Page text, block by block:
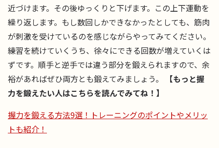
近づけます。その後ゆっくりと下げます。この上下運動を
繰り返します。もし数回しかできなかったとしても、筋肉
が刺激を受けているのを感じながらやってみてください。
練習を続けていくうち、徐々にできる回数が増えていくは
ずです。順手と逆手では違う部分を鍛えられますので、余
裕があればぜひ両方とも鍛えてみましょう。
【もっと握
力を鍛えたい人はこちらを読んでみてね！】
握力を鍛える方法9選！トレーニングのポイントやメリッ
トも紹介！